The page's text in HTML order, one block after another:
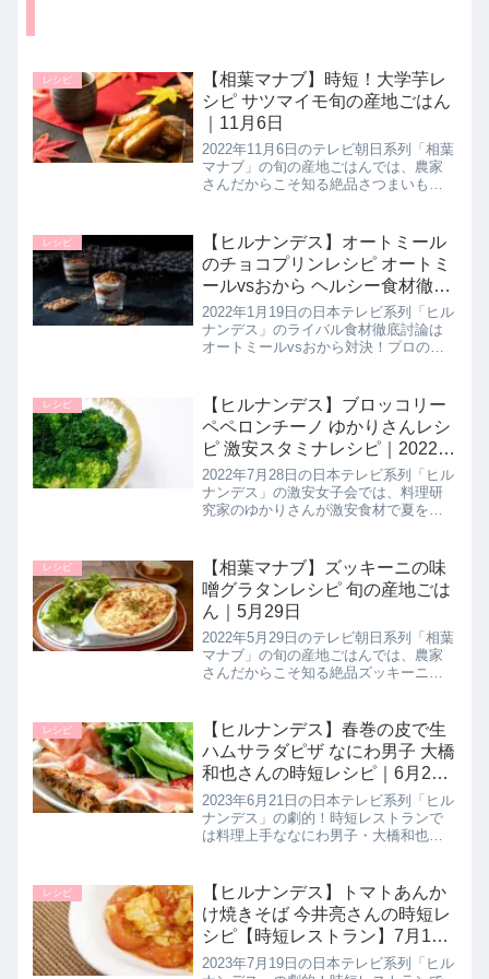
レシピ
【相葉マナブ】時短！大学芋レ
シピ サツマイモ旬の産地ごはん
｜11月6日
2022年11月6日のテレビ朝日系列「相葉
マナブ」の旬の産地ごはんでは、農家
さんだからこそ知る絶品さつまいもレ
す。>>相葉マナブ記事一覧はこちらま
とめ♪最後までご覧いただき...
レシピ
【ヒルナンデス】オートミール
のチョコプリンレシピ オートミ
ールvsおから ヘルシー食材徹底
討論｜1月19日
2022年1月19日の日本テレビ系列「ヒル
ナンデス」のライバル食材徹底討論は
オートミールvsおから対決！プロのオ
makoさんが教えてくれたので詳しく紹
介します。>>ヒルナン...
レシピ
【ヒルナンデス】ブロッコリー
ペペロンチーノ ゆかりさんレシ
ピ 激安スタミナレシピ｜2022年
7月28日
2022年7月28日の日本テレビ系列「ヒル
ナンデス」の激安女子会では、料理研
究家のゆかりさんが激安食材で夏を乗
したブロッコリーを使用した【ブロッ
コリーペペロンチーノ】の作り...
レシピ
【相葉マナブ】ズッキーニの味
噌グラタンレシピ 旬の産地ごは
ん｜5月29日
2022年5月29日のテレビ朝日系列「相葉
マナブ」の旬の産地ごはんでは、農家
さんだからこそ知る絶品ズッキーニレ
く紹介します。>>相葉マナブ記事一覧
はこちらまとめ♪最後までご...
レシピ
【ヒルナンデス】春巻の皮で生
ハムサラダピザ なにわ男子 大橋
和也さんの時短レシピ｜6月21
日
2023年6月21日の日本テレビ系列「ヒル
ナンデス」の劇的！時短レストランで
は料理上手ななにわ男子・大橋和也さ
ルームと生ハムのサラダピザ】の作り
方を教えてくれたので詳しく紹...
レシピ
【ヒルナンデス】トマトあんか
け焼きそば 今井亮さんの時短レ
シピ【時短レストラン】7月19
日
2023年7月19日の日本テレビ系列「ヒル